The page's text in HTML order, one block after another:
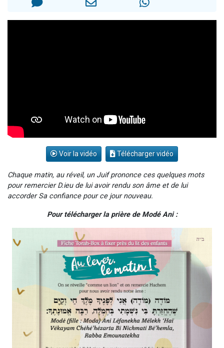
Il reste 49 places pour étudier en groupe sur Zoom
Voir la vidéo Télécharger vidéo
Chaque matin, au réveil, un Juif prononce ces quelques mots
pour remercier D.ieu de lui avoir rendu son âme et de lui
accorder Sa confiance pour ce jour nouveau.
Pour télécharger la prière de Modé Ani :